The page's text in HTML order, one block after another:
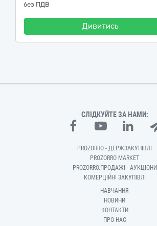
без ПДВ
Дивитись
СЛІДКУЙТЕ ЗА НАМИ:
PROZORRO - ДЕРЖЗАКУПІВЛІ
PROZORRO MARKET
PROZORRO.ПРОДАЖІ - АУКЦІОНИ
КОМЕРЦІЙНІ ЗАКУПІВЛІ
НАВЧАННЯ
НОВИНИ
КОНТАКТИ
ПРО НАС